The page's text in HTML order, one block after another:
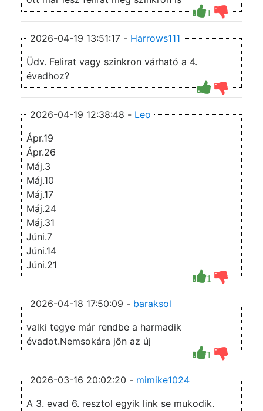
1
2026-04-19 13:51:17 - Harrows111
Üdv. Felirat vagy szinkron várható a 4.
évadhoz?
2026-04-19 12:38:48 - Leo
1
Ápr.19
Ápr.26
Máj.3
Máj.10
Máj.17
Máj.24
Máj.31
Júni.7
Júni.14
Júni.21
2026-04-18 17:50:09 - baraksol
1
valki tegye már rendbe a harmadik
évadot.Nemsokára jőn az új
2026-03-16 20:02:20 - mimike1024
A 3. evad 6. resztol egyik link se mukodik.